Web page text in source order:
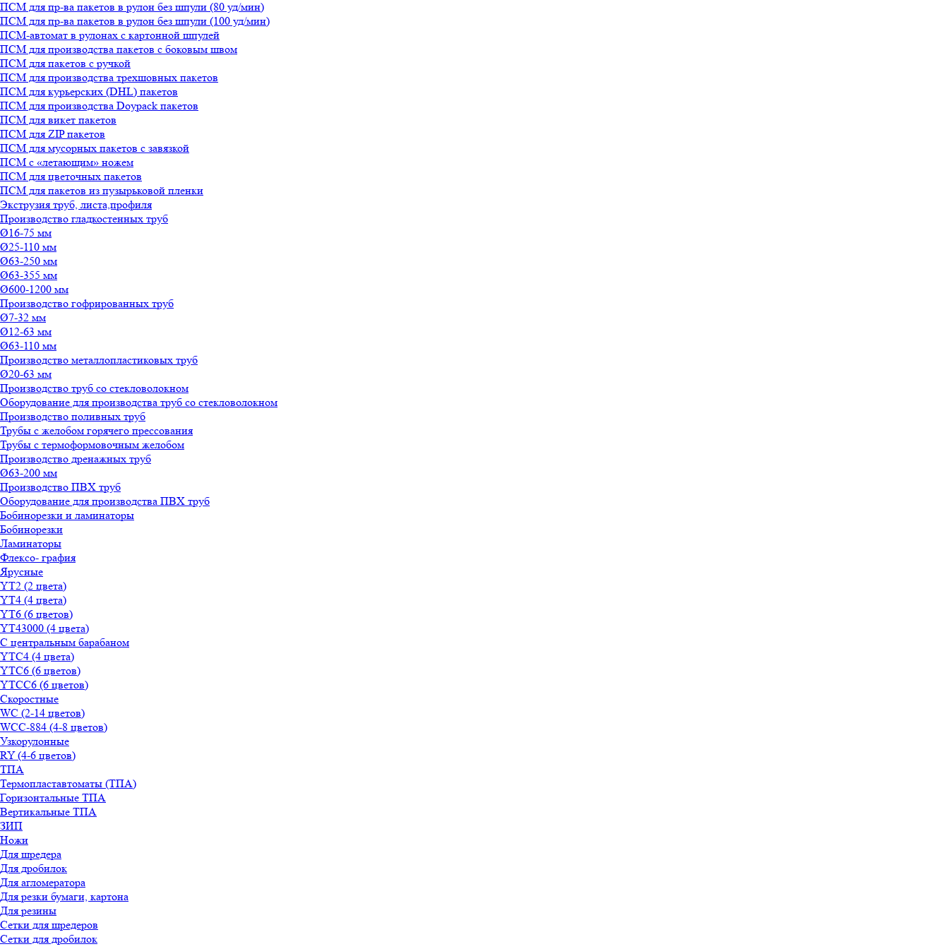
ПСМ для пр-ва пакетов в рулон без шпули (80 уд/мин)
ПСМ для пр-ва пакетов в рулон без шпули (100 уд/мин)
ПСМ-автомат в рулонах с картонной шпулей
ПСМ для производства пакетов с боковым швом
ПСМ для пакетов с ручкой
ПСМ для производства трехшовных пакетов
ПСМ для курьерских (DHL) пакетов
ПСМ для производства Doypack пакетов
ПСМ для викет пакетов
ПСМ для ZIP пакетов
ПСМ для мусорных пакетов с завязкой
ПСМ с «летающим» ножем
ПСМ для цветочных пакетов
ПСМ для пакетов из пузырьковой пленки
Экструзия труб, листа,профиля
Производство гладкостенных труб
Ø16-75 мм
Ø25-110 мм
Ø63-250 мм
Ø63-355 мм
Ø600-1200 мм
Производство гофрированных труб
Ø7-32 мм
Ø12-63 мм
Ø63-110 мм
Производство металлопластиковых труб
Ø20-63 мм
Производство труб со стекловолокном
Оборудование для производства труб со стекловолокном
Производство поливных труб
Трубы с желобом горячего прессования
Трубы с термоформовочным желобом
Производство дренажных труб
Ø63-200 мм
Производство ПВХ труб
Оборудование для производства ПВХ труб
Бобинорезки и ламинаторы
Бобинорезки
Ламинаторы
Флексо- графия
Ярусные
YT2 (2 цвета)
YT4 (4 цвета)
YT6 (6 цветов)
YT43000 (4 цвета)
С центральным барабаном
YТС4 (4 цвета)
YТС6 (6 цветов)
YТСC6 (6 цветов)
Скоростные
WС (2-14 цветов)
WСС-884 (4-8 цветов)
Узкорулонные
RY (4-6 цветов)
ТПА
Термопластавтоматы (ТПА)
Горизонтальные ТПА
Вертикальные ТПА
ЗИП
Ножи
Для шредера
Для дробилок
Для агломератора
Для резки бумаги, картона
Для резины
Сетки для шредеров
Сетки для дробилок